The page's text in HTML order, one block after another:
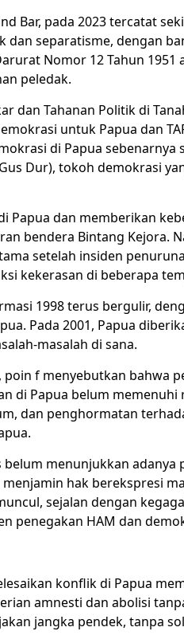
Bar, pada 2023 tercatat
separatisme, dengan
Nomor 12 Tahun 1951
peledak.
dan Tahanan Politik di
untuk Papua dan
di Papua sebenarnya
Dur), tokoh demokrasi
Papua dan memberikan
bendera Bintang Kejora.
setelah insiden
kekerasan di beberapa
1998 terus bergulir,
Pada 2001, Papua
masalah di sana.
f menyebutkan bahwa
di Papua belum memenuhi
dan penghormatan
belum menunjukkan adanya
hak berekspresi
sejalan dengan
penegakan HAM dan
konflik di Papua
amnesti dan abolisi
jangka pendek, tanpa